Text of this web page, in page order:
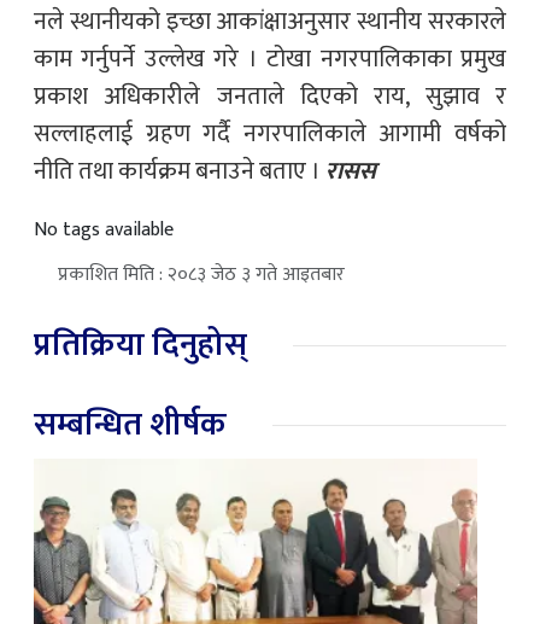
नले स्थानीयको इच्छा आकांक्षाअनुसार स्थानीय सरकारले
काम गर्नुपर्ने उल्लेख गरे । टोखा नगरपालिकाका प्रमुख
प्रकाश अधिकारीले जनताले दिएको राय, सुझाव र
सल्लाहलाई ग्रहण गर्दै नगरपालिकाले आगामी वर्षको
नीति तथा कार्यक्रम बनाउने बताए । रासस
No tags available
प्रकाशित मिति : २०८३ जेठ ३ गते आइतबार
प्रतिक्रिया दिनुहोस्
सम्बन्धित शीर्षक